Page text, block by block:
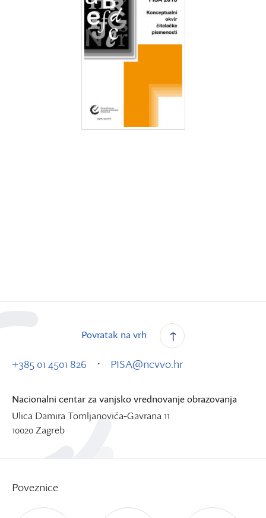
Povratak na vrh
+385 01 4501 826 · PISA@ncvvo.hr
Nacionalni centar za vanjsko vrednovanje obrazovanja
Ulica Damira Tomljanovića-Gavrana 11
10020 Zagreb
Poveznice